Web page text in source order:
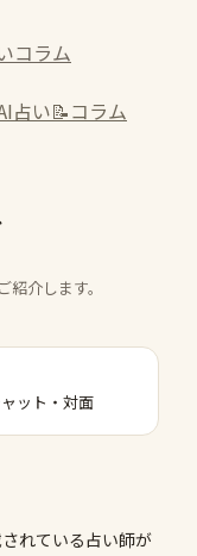
コラム
占い📝コラム
介します。
ット・対面
れている占い師が